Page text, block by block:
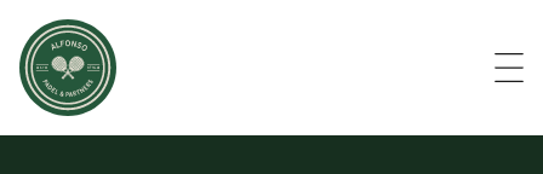
Evenemang